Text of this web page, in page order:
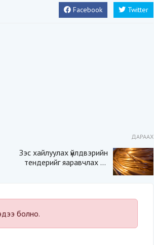
Facebook Twitter
ДАРААХ
Зэс хайлуулах үйлдвэрийн
тендерийг яаравчлах нь
болно.